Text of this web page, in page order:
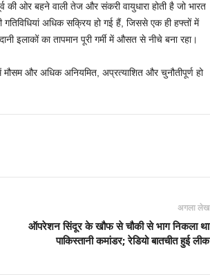
ओर बहने वाली तेज और संकरी वायुधारा होती है जो भारत
अधिक सक्रिय हो गई हैं, जिससे एक ही हफ्तों में
इलाकों का तापमान पूरी गर्मी में औसत से नीचे बना रहा।
में मौसम और अधिक अनियमित, अप्रत्याशित और चुनौतीपूर्ण हो
अगला लेख
ऑपरेशन सिंदूर के खौफ से चौकी से भाग निकला था
पाकिस्तानी कमांडर; रेडियो बातचीत हुई लीक